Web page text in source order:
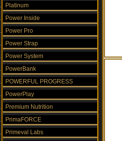
Platinum
Power Inside
Power Pro
Power Strap
Power System
PowerBank
POWERFUL PROGRESS
PowerPlay
Premium Nutrition
PrimaFORCE
Primeval Labs